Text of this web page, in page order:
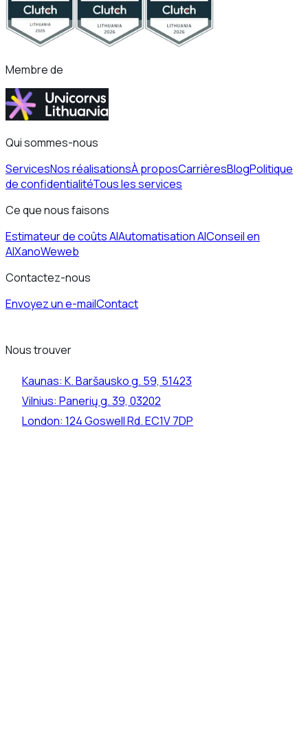
Membre de
Qui sommes-nous
ServicesNos réalisationsÀ proposCarrièresBlogPolitique
de confidentialitéTous les services
Ce que nous faisons
Estimateur de coûts AIAutomatisation AIConseil en
AIXanoWeweb
Contactez-nous
Envoyez un e-mailContact
Nous trouver
Kaunas: K. Baršausko g. 59, 51423
Vilnius: Panerių g. 39, 03202
London: 124 Goswell Rd. EC1V 7DP